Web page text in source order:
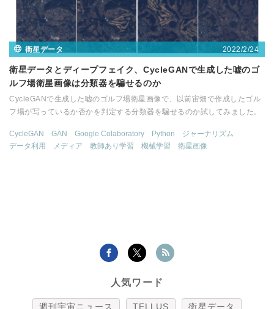
衛星データ 2022/2/24
衛星データとディープフェイク、CycleGANで生成した嘘のゴ
ルフ場衛星画像は分類器を騙せるのか
CycleGANで生成した嘘のゴルフ場衛星画像で、以前宙畑で作成したゴル
フ場が写っているか否かを判定する分類器を騙せるのか試してみました。
CycleGAN GAN Google Colaboratory Python
ジャーナリズム
データ利用
メディア 教師あり学習 機械学習 衛星画像
人気ワード
週刊宇宙ニュース TELLUS 衛星データ